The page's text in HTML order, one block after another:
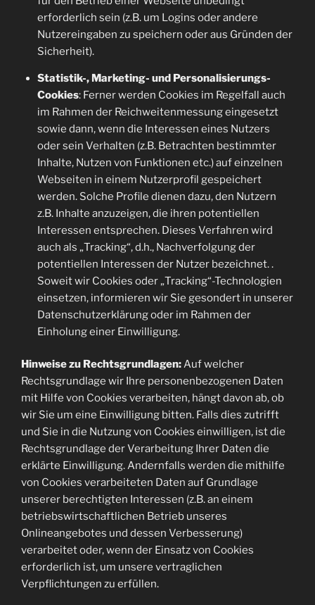
erforderlich sein (z.B. um Logins oder andere
Nutzereingaben zu speichern oder aus Gründen der
Sicherheit).
Statistik-, Marketing- und Personalisierungs-
Cookies: Ferner werden Cookies im Regelfall auch
im Rahmen der Reichweitenmessung eingesetzt
sowie dann, wenn die Interessen eines Nutzers
oder sein Verhalten (z.B. Betrachten bestimmter
Inhalte, Nutzen von Funktionen etc.) auf einzelnen
Webseiten in einem Nutzerprofil gespeichert
werden. Solche Profile dienen dazu, den Nutzern
z.B. Inhalte anzuzeigen, die ihren potentiellen
Interessen entsprechen. Dieses Verfahren wird
auch als „Tracking“, d.h., Nachverfolgung der
potentiellen Interessen der Nutzer bezeichnet. .
Soweit wir Cookies oder „Tracking“-Technologien
einsetzen, informieren wir Sie gesondert in unserer
Datenschutzerklärung oder im Rahmen der
Einholung einer Einwilligung.
Hinweise zu Rechtsgrundlagen:Auf welcher
Rechtsgrundlage wir Ihre personenbezogenen Daten
mit Hilfe von Cookies verarbeiten, hängt davon ab, ob
wir Sie um eine Einwilligung bitten. Falls dies zutrifft
und Sie in die Nutzung von Cookies einwilligen, ist die
Rechtsgrundlage der Verarbeitung Ihrer Daten die
erklärte Einwilligung. Andernfalls werden die mithilfe
von Cookies verarbeiteten Daten auf Grundlage
unserer berechtigten Interessen (z.B. an einem
betriebswirtschaftlichen Betrieb unseres
Onlineangebotes und dessen Verbesserung)
verarbeitet oder, wenn der Einsatz von Cookies
erforderlich ist, um unsere vertraglichen
Verpflichtungen zu erfüllen.